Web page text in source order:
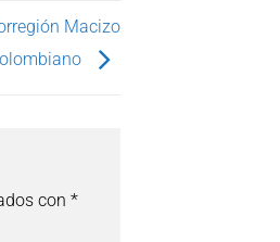
Macizo
con *